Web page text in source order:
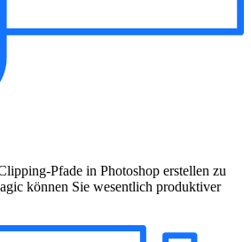
Pfade in Photoshop erstellen zu
können Sie wesentlich produktiver